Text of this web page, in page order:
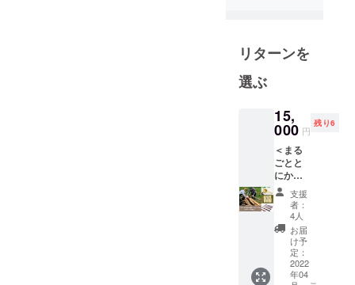
の文化を繋
ぐ意義は大
きい！」と
本の漆サ
ポート活動
『URUSHI
PICNIC』を
立ち上げま
した。
漆文化を次
世代につな
いでいくこ
とがライフ
リターンを
選ぶ
15,
000 円
残り6
＜まる
ごとと
にかく
応
援！！
＞ ・
コー
ヒーメ
ジャー
スプー
ン ・ウ
支援
者：
4人
お届
け予
定：
2022
年04